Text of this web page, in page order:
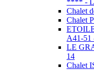
**** -
Chalet
Chalet
A41-
LE
14
Chalet